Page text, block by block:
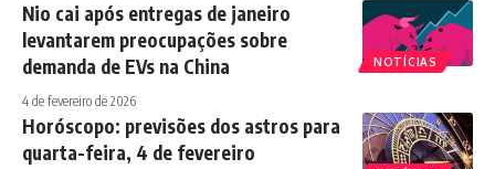
NOTÍCIAS
Nio cai após entregas de janeiro
levantarem preocupações sobre
demanda de EVs na China
4 de fevereiro de 2026
Horóscopo: previsões dos astros para
quarta-feira, 4 de fevereiro